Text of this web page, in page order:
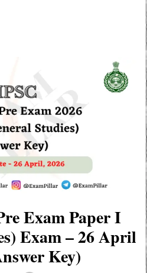
Exam Paper I
Exam – 26 April
Key)